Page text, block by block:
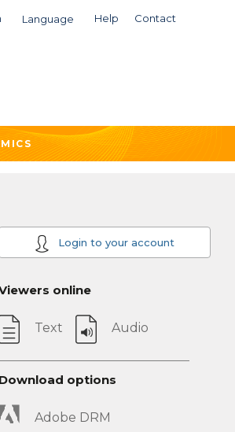
Language Help Contact
Login to your account
online
Text Audio
Download options
Adobe DRM